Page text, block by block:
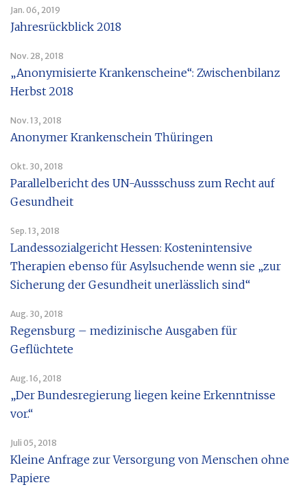
Jan. 06, 2019
Jahresrückblick 2018
Nov. 28, 2018
„Anonymisierte Krankenscheine“: Zwischenbilanz
Herbst 2018
Nov. 13, 2018
Anonymer Krankenschein Thüringen
Okt. 30, 2018
Parallelbericht des UN-Aussschuss zum Recht auf
Gesundheit
Sep. 13, 2018
Landessozialgericht Hessen: Kostenintensive
Therapien ebenso für Asylsuchende wenn sie „zur
Sicherung der Gesundheit unerlässlich sind“
Aug. 30, 2018
Regensburg – medizinische Ausgaben für
Geflüchtete
Aug. 16, 2018
„Der Bundesregierung liegen keine Erkenntnisse
vor.“
Juli 05, 2018
Kleine Anfrage zur Versorgung von Menschen ohne
Papiere